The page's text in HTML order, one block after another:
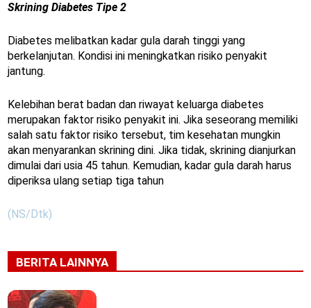
Skrining Diabetes Tipe 2
Diabetes melibatkan kadar gula darah tinggi yang
berkelanjutan. Kondisi ini meningkatkan risiko penyakit
jantung.
Kelebihan berat badan dan riwayat keluarga diabetes
merupakan faktor risiko penyakit ini. Jika seseorang memiliki
salah satu faktor risiko tersebut, tim kesehatan mungkin
akan menyarankan skrining dini. Jika tidak, skrining dianjurkan
dimulai dari usia 45 tahun. Kemudian, kadar gula darah harus
diperiksa ulang setiap tiga tahun
(NS/Dtk)
BERITA LAINNYA